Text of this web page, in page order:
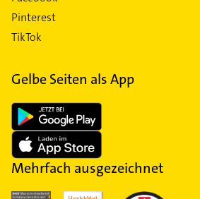
Pinterest
TikTok
Gelbe Seiten als App
Mehrfach ausgezeichnet